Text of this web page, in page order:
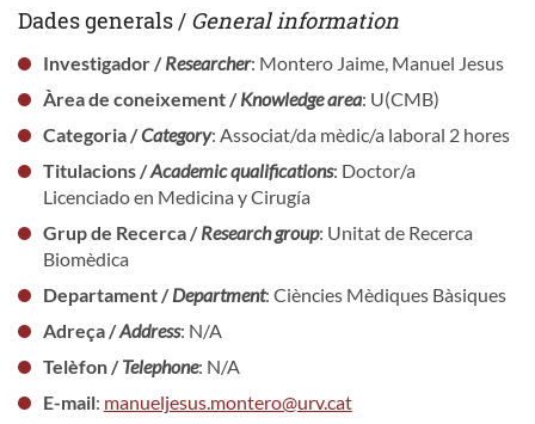
Dades generals / General information
Investigador /Researcher: Montero Jaime, Manuel Jesus
Àrea de coneixement /Knowledge area: U(CMB)
Categoria /Category: Associat/da mèdic/a laboral 2 hores
Titulacions /Academic qualifications: Doctor/a
Licenciado en Medicina y Cirugía
Grup de Recerca /Research group: Unitat de Recerca
Biomèdica
Departament /Department: Ciències Mèdiques Bàsiques
Adreça /Address: N/A
Telèfon /Telephone: N/A
E-mail: manueljesus.montero@urv.cat